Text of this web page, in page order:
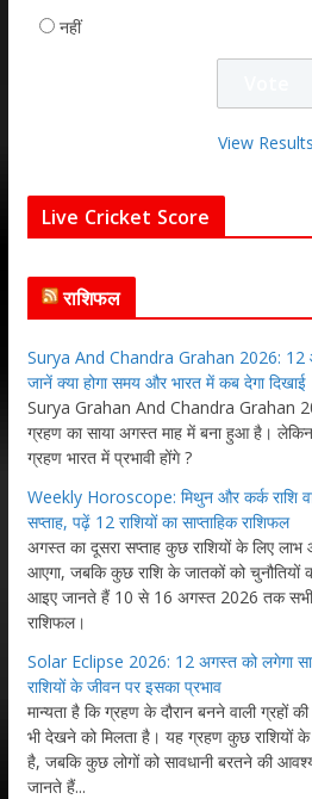
नहीं
View Results
Live Cricket Score
राशिफल
Surya And Chandra Grahan 2026: 12
जानें क्या होगा समय और भारत में कब देगा दिखाई
Surya Grahan And Chandra Grahan
ग्रहण का साया अगस्त माह में बना हुआ है।
ग्रहण भारत में प्रभावी होंगे ?
Weekly Horoscope: मिथुन और कर्क राशि
सप्ताह, पढ़ें 12 राशियों का साप्ताहिक राशिफल
अगस्त का दूसरा सप्ताह कुछ राशियों के लिए
आएगा, जबकि कुछ राशि के जातकों को चुनौतियों
आइए जानते हैं 10 से 16 अगस्त 2026 तक सभी
राशिफल।
Solar Eclipse 2026: 12 अगस्त को लगेगा
राशियों के जीवन पर इसका प्रभाव
मान्यता है कि ग्रहण के दौरान बनने वाली ग्रहों
भी देखने को मिलता है। यह ग्रहण कुछ
है, जबकि कुछ लोगों को सावधानी बरतने की
जानते हैं...